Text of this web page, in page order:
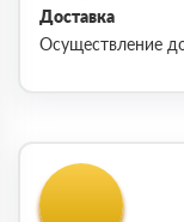
Доставка
Осуществление